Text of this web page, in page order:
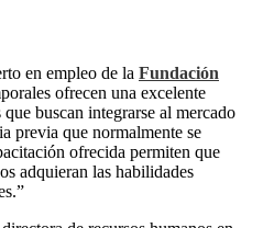
en empleo de la Fundación
ofrecen una excelente
buscan integrarse al mercado
previa que normalmente se
ofrecida permiten que
adquieran las habilidades